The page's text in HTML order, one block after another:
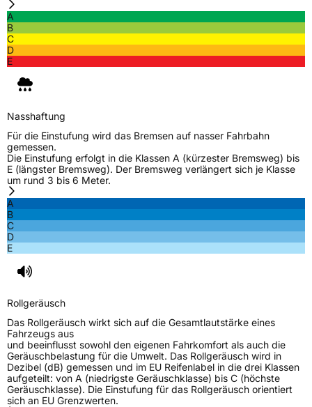
A
B
C
D
E
Nasshaftung
Für die Einstufung wird das Bremsen auf nasser Fahrbahn
gemessen.
Die Einstufung erfolgt in die Klassen A (kürzester Bremsweg) bis
E (längster Bremsweg). Der Bremsweg verlängert sich je Klasse
um rund 3 bis 6 Meter.
A
B
C
D
E
Rollgeräusch
Das Rollgeräusch wirkt sich auf die Gesamtlautstärke eines
Fahrzeugs aus
und beeinflusst sowohl den eigenen Fahrkomfort als auch die
Geräuschbelastung für die Umwelt. Das Rollgeräusch wird in
Dezibel (dB) gemessen und im EU Reifenlabel in die drei Klassen
aufgeteilt: von A (niedrigste Geräuschklasse) bis C (höchste
Geräuschklasse). Die Einstufung für das Rollgeräusch orientiert
sich an EU Grenzwerten.